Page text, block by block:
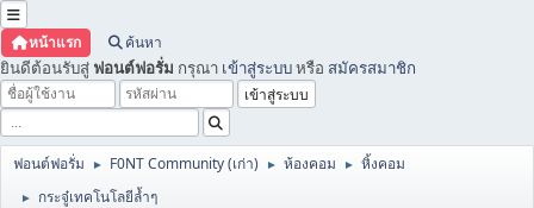
หน้าแรก ค้นหา
ยินดีต้อนรับสู่ ฟอนต์ฟอรั่ม กรุณา เข้าสู่ระบบหรือ สมัครสมาชิก
ฟอนต์ฟอรั่ม ► F0NT Community (เก่า) ► ห้องคอม ► หิ้งคอม
► กระจู๋เทคโนโลยีล้ำๆ